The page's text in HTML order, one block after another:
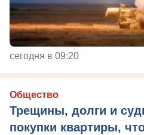
сегодня в 09:20
Общество
Трещины, долги и
покупки квартиры,